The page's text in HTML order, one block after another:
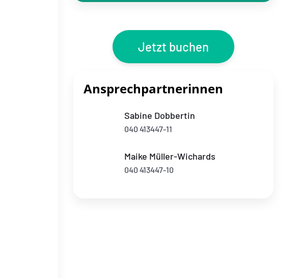
Jetzt buchen
Ansprechpartnerinnen
Sabine Dobbertin
040 413447-11
Maike Müller-Wichards
040 413447-10